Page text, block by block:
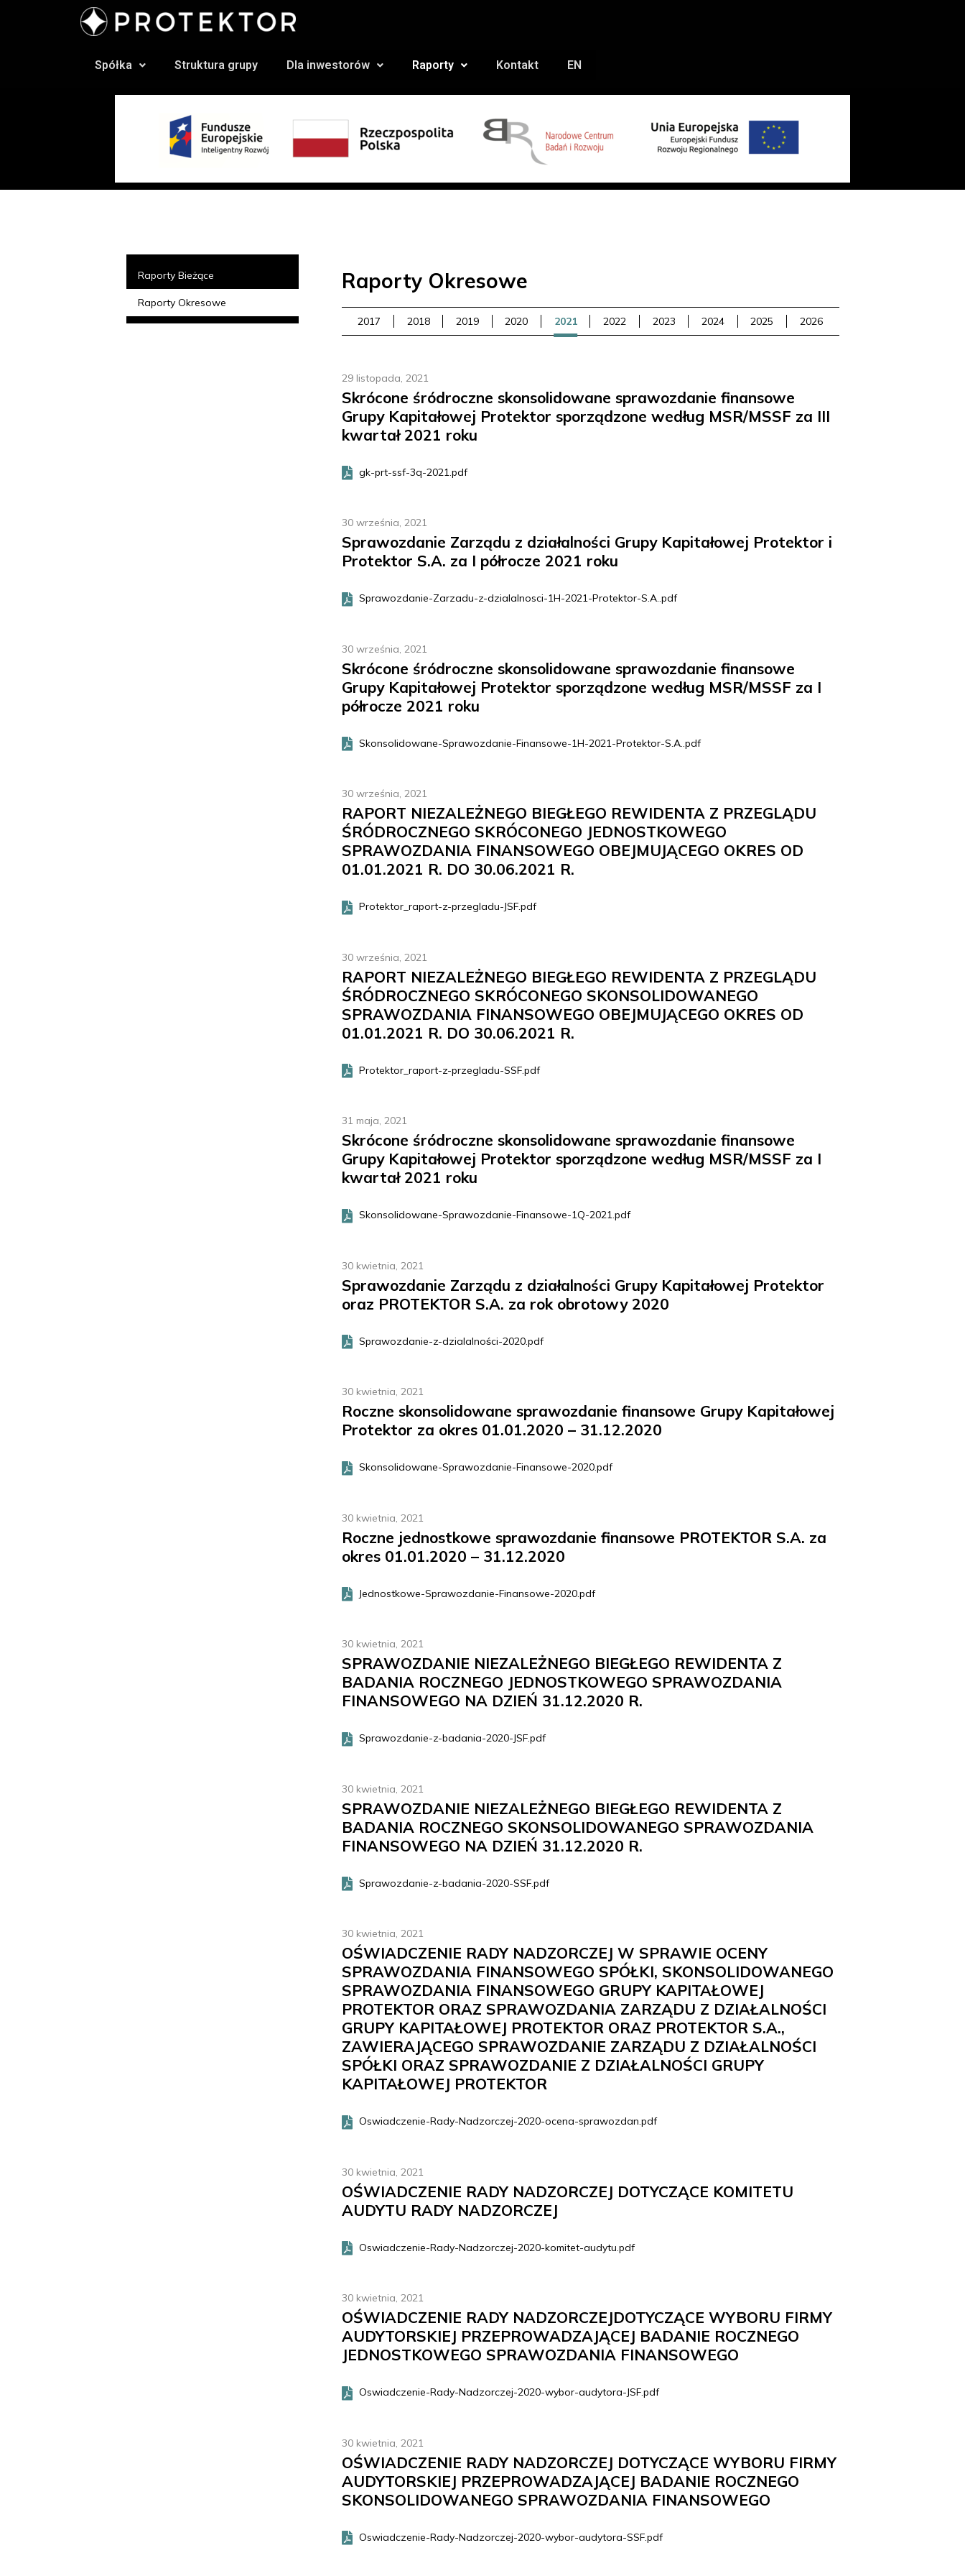
Spółka Struktura grupy Dla inwestorów Raporty Kontakt EN
Raporty Bieżące
Raporty Okresowe
Raporty Okresowe
2017 2018 2019 2020 2021 2022 2023 2024 2025 2026
29 listopada, 2021
Skrócone śródroczne skonsolidowane sprawozdanie finansowe
Grupy Kapitałowej Protektor sporządzone według MSR/MSSF za III
kwartał 2021 roku
gk-prt-ssf-3q-2021.pdf
30 września, 2021
Sprawozdanie Zarządu z działalności Grupy Kapitałowej Protektor i
Protektor S.A. za I półrocze 2021 roku
Sprawozdanie-Zarzadu-z-dzialalnosci-1H-2021-Protektor-S.A..pdf
30 września, 2021
Skrócone śródroczne skonsolidowane sprawozdanie finansowe
Grupy Kapitałowej Protektor sporządzone według MSR/MSSF za I
półrocze 2021 roku
Skonsolidowane-Sprawozdanie-Finansowe-1H-2021-Protektor-S.A..pdf
30 września, 2021
RAPORT NIEZALEŻNEGO BIEGŁEGO REWIDENTA Z PRZEGLĄDU
ŚRÓDROCZNEGO SKRÓCONEGO JEDNOSTKOWEGO
SPRAWOZDANIA FINANSOWEGO OBEJMUJĄCEGO OKRES OD
01.01.2021 R. DO 30.06.2021 R.
Protektor_raport-z-przegladu-JSF.pdf
30 września, 2021
RAPORT NIEZALEŻNEGO BIEGŁEGO REWIDENTA Z PRZEGLĄDU
ŚRÓDROCZNEGO SKRÓCONEGO SKONSOLIDOWANEGO
SPRAWOZDANIA FINANSOWEGO OBEJMUJĄCEGO OKRES OD
01.01.2021 R. DO 30.06.2021 R.
Protektor_raport-z-przegladu-SSF.pdf
31 maja, 2021
Skrócone śródroczne skonsolidowane sprawozdanie finansowe
Grupy Kapitałowej Protektor sporządzone według MSR/MSSF za I
kwartał 2021 roku
Skonsolidowane-Sprawozdanie-Finansowe-1Q-2021.pdf
30 kwietnia, 2021
Sprawozdanie Zarządu z działalności Grupy Kapitałowej Protektor
oraz PROTEKTOR S.A. za rok obrotowy 2020
Sprawozdanie-z-dzialalności-2020.pdf
30 kwietnia, 2021
Roczne skonsolidowane sprawozdanie finansowe Grupy Kapitałowej
Protektor za okres 01.01.2020 – 31.12.2020
Skonsolidowane-Sprawozdanie-Finansowe-2020.pdf
30 kwietnia, 2021
Roczne jednostkowe sprawozdanie finansowe PROTEKTOR S.A. za
okres 01.01.2020 – 31.12.2020
Jednostkowe-Sprawozdanie-Finansowe-2020.pdf
30 kwietnia, 2021
SPRAWOZDANIE NIEZALEŻNEGO BIEGŁEGO REWIDENTA Z
BADANIA ROCZNEGO JEDNOSTKOWEGO SPRAWOZDANIA
FINANSOWEGO NA DZIEŃ 31.12.2020 R.
Sprawozdanie-z-badania-2020-JSF.pdf
30 kwietnia, 2021
SPRAWOZDANIE NIEZALEŻNEGO BIEGŁEGO REWIDENTA Z
BADANIA ROCZNEGO SKONSOLIDOWANEGO SPRAWOZDANIA
FINANSOWEGO NA DZIEŃ 31.12.2020 R.
Sprawozdanie-z-badania-2020-SSF.pdf
30 kwietnia, 2021
OŚWIADCZENIE RADY NADZORCZEJ W SPRAWIE OCENY
SPRAWOZDANIA FINANSOWEGO SPÓŁKI, SKONSOLIDOWANEGO
SPRAWOZDANIA FINANSOWEGO GRUPY KAPITAŁOWEJ
PROTEKTOR ORAZ SPRAWOZDANIA ZARZĄDU Z DZIAŁALNOŚCI
GRUPY KAPITAŁOWEJ PROTEKTOR ORAZ PROTEKTOR S.A.,
ZAWIERAJĄCEGO SPRAWOZDANIE ZARZĄDU Z DZIAŁALNOŚCI
SPÓŁKI ORAZ SPRAWOZDANIE Z DZIAŁALNOŚCI GRUPY
KAPITAŁOWEJ PROTEKTOR
Oswiadczenie-Rady-Nadzorczej-2020-ocena-sprawozdan.pdf
30 kwietnia, 2021
OŚWIADCZENIE RADY NADZORCZEJ DOTYCZĄCE KOMITETU
AUDYTU RADY NADZORCZEJ
Oswiadczenie-Rady-Nadzorczej-2020-komitet-audytu.pdf
30 kwietnia, 2021
OŚWIADCZENIE RADY NADZORCZEJDOTYCZĄCE WYBORU FIRMY
AUDYTORSKIEJ PRZEPROWADZAJĄCEJ BADANIE ROCZNEGO
JEDNOSTKOWEGO SPRAWOZDANIA FINANSOWEGO
Oswiadczenie-Rady-Nadzorczej-2020-wybor-audytora-JSF.pdf
30 kwietnia, 2021
OŚWIADCZENIE RADY NADZORCZEJ DOTYCZĄCE WYBORU FIRMY
AUDYTORSKIEJ PRZEPROWADZAJĄCEJ BADANIE ROCZNEGO
SKONSOLIDOWANEGO SPRAWOZDANIA FINANSOWEGO
Oswiadczenie-Rady-Nadzorczej-2020-wybor-audytora-SSF.pdf